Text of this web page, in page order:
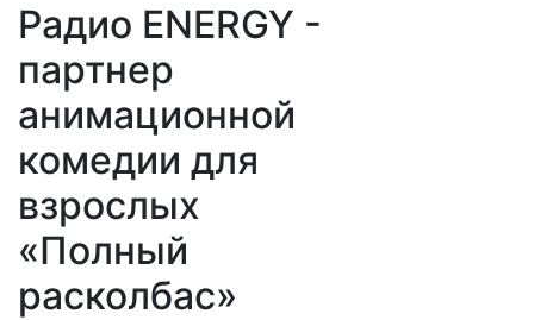
Радио ENERGY -
партнер
анимационной
комедии для
взрослых
«Полный
расколбас»